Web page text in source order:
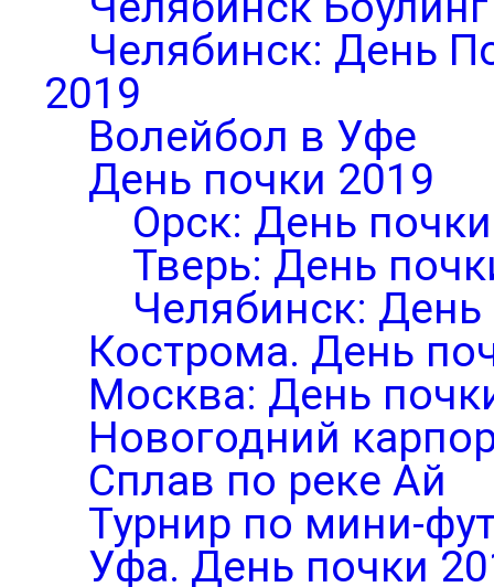
Челябинск: День
2019
Волейбол в Уфе
День почки 2019
Орск: День почки
Тверь: День
Челябинск:
Кострома. День
Москва: День
Новогодний
Сплав по реке Ай
Турнир по мини-
Уфа. День почки